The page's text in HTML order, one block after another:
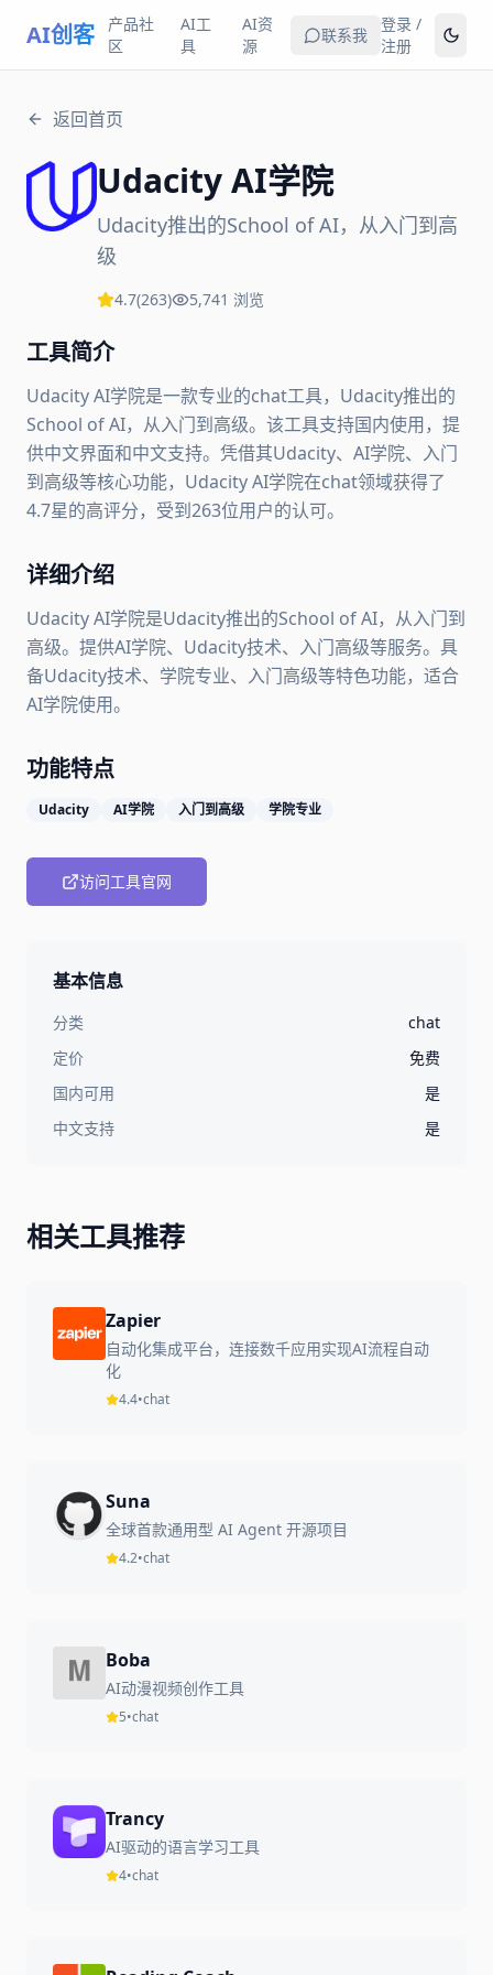
AI创客
产品社
区
AI工
具
AI资
源
联系我
登录 /
注册
返回首页
Udacity AI学院
Udacity推出的School of AI，从入门到高
级
4.7(263) 5,741 浏览
工具简介
Udacity AI学院是一款专业的chat工具，Udacity推出的
School of AI，从入门到高级。该工具支持国内使用，提
供中文界面和中文支持。凭借其Udacity、AI学院、入门
到高级等核心功能，Udacity AI学院在chat领域获得了
4.7星的高评分，受到263位用户的认可。
详细介绍
Udacity AI学院是Udacity推出的School of AI，从入门到
高级。提供AI学院、Udacity技术、入门高级等服务。具
备Udacity技术、学院专业、入门高级等特色功能，适合
AI学院使用。
功能特点
Udacity AI学院 入门到高级 学院专业
访问工具官网
基本信息
分类
chat
定价
免费
国内可用
是
中文支持
是
相关工具推荐
Zapier
自动化集成平台，连接数千应用实现AI流程自动
化
4.4•chat
Suna
全球首款通用型 AI Agent 开源项目
4.2•chat
Boba
AI动漫视频创作工具
5•chat
Trancy
AI驱动的语言学习工具
4•chat